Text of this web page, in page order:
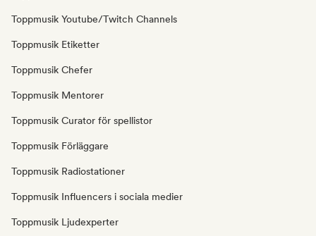
Toppmusik Youtube/Twitch Channels
Toppmusik Etiketter
Toppmusik Chefer
Toppmusik Mentorer
Toppmusik Curator för spellistor
Toppmusik Förläggare
Toppmusik Radiostationer
Toppmusik Influencers i sociala medier
Toppmusik Ljudexperter